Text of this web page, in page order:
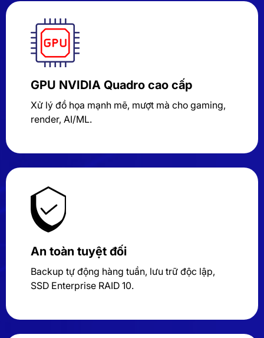
GPU NVIDIA Quadro cao cấp
Xử lý đồ họa mạnh mẽ, mượt mà cho gaming,
render, AI/ML.
An toàn tuyệt đối
Backup tự động hàng tuần, lưu trữ độc lập,
SSD Enterprise RAID 10.